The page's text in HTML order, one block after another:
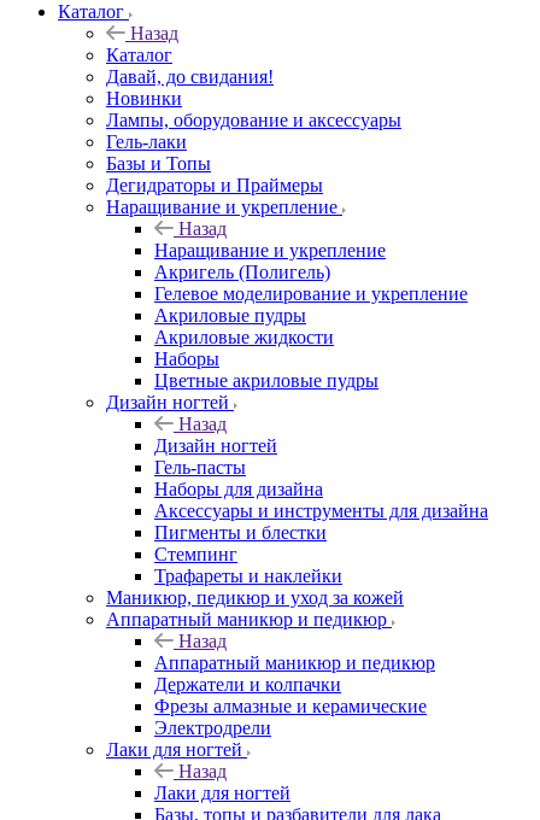
Каталог
Назад
Каталог
Давай, до свидания!
Новинки
Лампы, оборудование и аксессуары
Гель-лаки
Базы и Топы
Дегидраторы и Праймеры
Наращивание и укрепление
Назад
Наращивание и укрепление
Акригель (Полигель)
Гелевое моделирование и укрепление
Акриловые пудры
Акриловые жидкости
Наборы
Цветные акриловые пудры
Дизайн ногтей
Назад
Дизайн ногтей
Гель-пасты
Наборы для дизайна
Аксессуары и инструменты для дизайна
Пигменты и блестки
Стемпинг
Трафареты и наклейки
Маникюр, педикюр и уход за кожей
Аппаратный маникюр и педикюр
Назад
Аппаратный маникюр и педикюр
Держатели и колпачки
Фрезы алмазные и керамические
Электродрели
Лаки для ногтей
Назад
Лаки для ногтей
Базы, топы и разбавители для лака